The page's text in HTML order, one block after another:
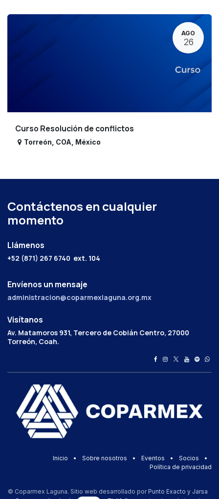
AGO
26
Curso Resolución de conflictos
Torreón COA México
Contáctenos en cualquier
momento
Llámenos
+52 (871) 267 6740 ext. 104
Envíenos un mensaje
administracion@coparmexlaguna.org.mx
Visítanos
Av. Matamoros 931, Tercero de Cobián Centro, 27000
Torreón, Coah.
Inicio • Sobre nosotros • Eventos • Socios
•
Política de privacidad
© Coparmex Laguna. Sitio web desarrollado por Punto Exacto y Jarsa